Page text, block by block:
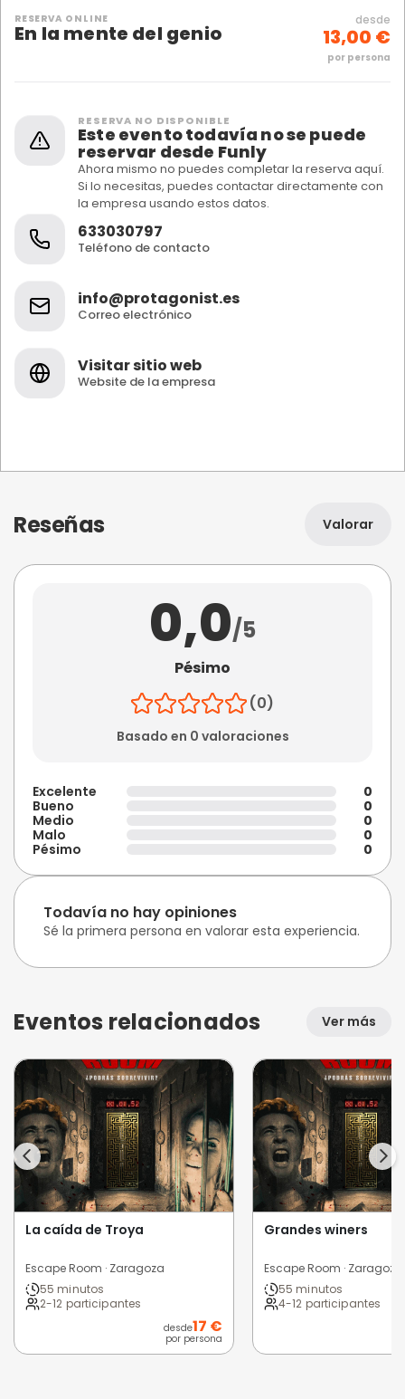
RESERVA ONLINE
En la mente del genio
desde
13,00 €
por persona
RESERVA NO DISPONIBLE
Este evento todavía no se puede
reservar desde Funly
Ahora mismo no puedes completar la reserva aquí.
Si lo necesitas, puedes contactar directamente con
la empresa usando estos datos.
633030797
Teléfono de contacto
info@protagonist.es
Correo electrónico
Visitar sitio web
Website de la empresa
Reseñas Valorar
0,0/5
Pésimo
(0)
Basado en 0 valoraciones
Excelente
0
Bueno
0
Medio
0
Malo
0
Pésimo
0
Todavía no hay opiniones
Sé la primera persona en valorar esta experiencia.
Eventos relacionados Ver más
La caída de Troya
Escape Room · Zaragoza
55 minutos
2-12 participantes
desde17 €
por persona
Grandes winers
Escape Room · Zaragoza
55 minutos
4-12 participantes